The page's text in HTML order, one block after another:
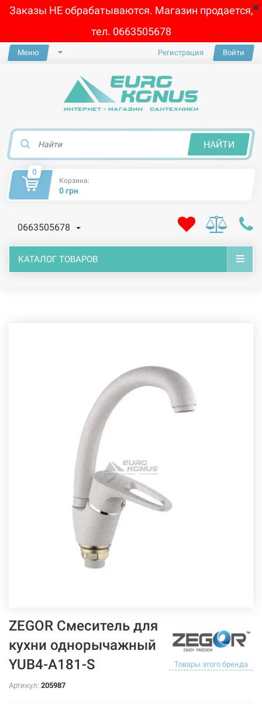
Заказы НЕ обрабатываются. Магазин продается,
тел. 0663505678
Меню Регистрация Войти
НАЙТИ
0
Корзина:
0 грн
0663505678
КАТАЛОГ ТОВАРОВ
ZEGOR Смеситель для
кухни однорычажный
YUB4-А181-S
Товары этого бренда
Артикул: 205987